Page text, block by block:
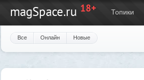
magSpace.ru 18+ Топики
Все Онлайн Новые